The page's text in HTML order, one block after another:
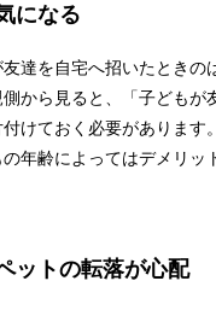
になる
達を自宅へ招いたとき
から見ると、「子ども
けておく必要がありま
年齢によってはデメリッ
ットの転落が心配